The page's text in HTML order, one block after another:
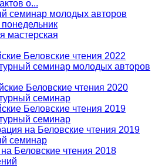
о...
семинар молодых авторов
мастерская
Беловские чтения 2022
семинар молодых авторов
Беловские чтения 2020
семинар
Беловские чтения 2019
семинар
на Беловские чтения 2019
семинар
Беловские чтения 2018